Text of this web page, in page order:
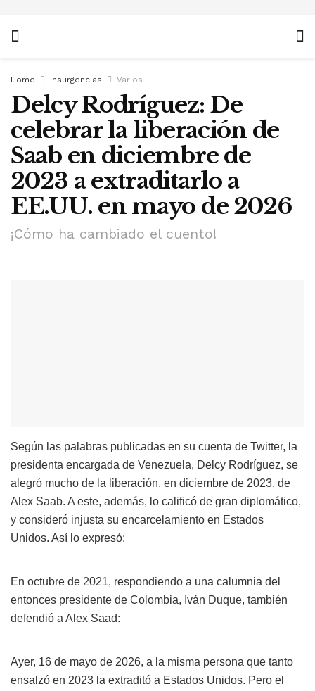
Home Insurgencias Varios
Delcy Rodríguez: De
celebrar la liberación de
Saab en diciembre de
2023 a extraditarlo a
EE.UU. en mayo de 2026
¡Cómo ha cambiado el cuento!
Según las palabras publicadas en su cuenta de Twitter, la
presidenta encargada de Venezuela, Delcy Rodríguez, se
alegró mucho de la liberación, en diciembre de 2023, de
Alex Saab. A este, además, lo calificó de gran diplomático,
y consideró injusta su encarcelamiento en Estados
Unidos. Así lo expresó:
En octubre de 2021, respondiendo a una calumnia del
entonces presidente de Colombia, Iván Duque, también
defendió a Alex Saad:
Ayer, 16 de mayo de 2026, a la misma persona que tanto
ensalzó en 2023 la extraditó a Estados Unidos. Pero el